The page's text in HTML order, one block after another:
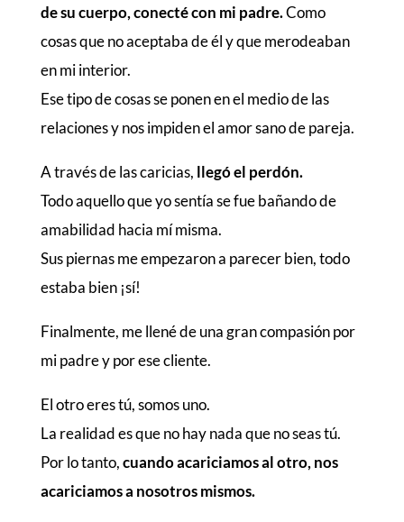
de su cuerpo, conecté con mi padre.Como
cosas que no aceptaba de él y que merodeaban
en mi interior.
Ese tipo de cosas se ponen en el medio de las
relaciones y nos impiden el amor sano de pareja.
A través de las caricias, llegó el perdón.
Todo aquello que yo sentía se fue bañando de
amabilidad hacia mí misma.
Sus piernas me empezaron a parecer bien, todo
estaba bien ¡sí!
Finalmente, me llené de una gran compasión por
mi padre y por ese cliente.
El otro eres tú, somos uno.
La realidad es que no hay nada que no seas tú.
Por lo tanto,cuando acariciamos al otro, nos
acariciamos a nosotros mismos.